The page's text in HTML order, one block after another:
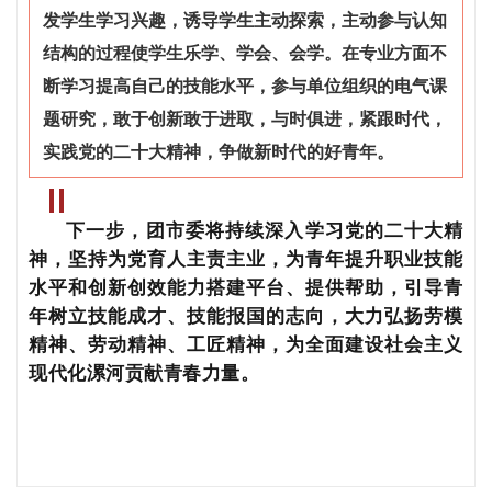
发学生学习兴趣，诱导学生主动探索，主动参与认知
结构的过程使学生乐学、学会、会学。在专业方面不
断学习提高自己的技能水平，参与单位组织的电气课
题研究，敢于创新敢于进取，与时俱进，紧跟时代，
实践党的二十大精神，争做新时代的好青年。
下一步，团市委将持续深入学习党的二十大精
神，坚持为党育人主责主业，为青年提升职业技能
水平和创新创效能力搭建平台、提供帮助，引导青
年树立技能成才、技能报国的志向，大力弘扬劳模
精神、劳动精神、工匠精神，为全面建设社会主义
现代化漯河贡献青春力量。